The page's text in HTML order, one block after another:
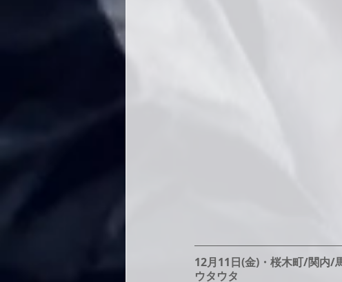
12月11日(金)・桜木町/関内/
ウタウタ